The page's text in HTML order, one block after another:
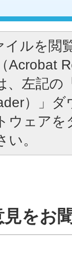
イルを閲
Acrobat
、左記の
）」
ウェア
。
をお